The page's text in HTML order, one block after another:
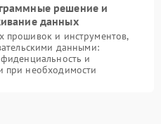
решение и
данных
прошивок и инструментов,
данными:
и
при необходимости